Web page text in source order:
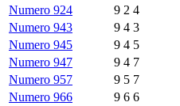
Numero 924
9 2 4
Numero 943
9 4 3
Numero 945
9 4 5
Numero 947
9 4 7
Numero 957
9 5 7
Numero 966
9 6 6